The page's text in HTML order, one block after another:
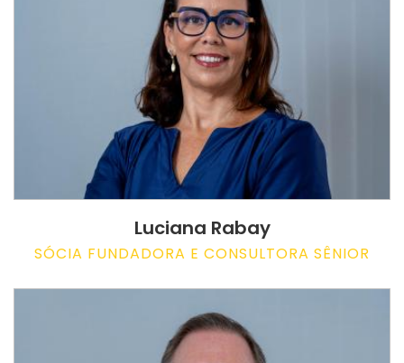
Luciana Rabay
SÓCIA FUNDADORA E CONSULTORA SÊNIOR